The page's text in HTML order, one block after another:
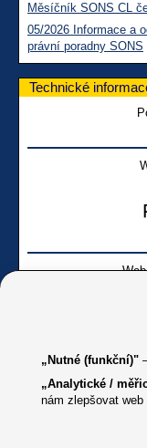
Měsíčník SONS CL
05/2026 Informace a
právní poradny SONS
Technické
„Nutné (funkční)"
„Analytické /
nám zlepšovat web